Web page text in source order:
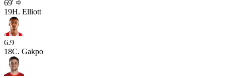
69'
19H. Elliott
6.9
18C. Gakpo